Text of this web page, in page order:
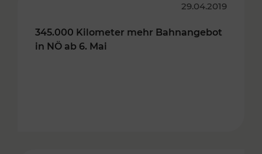
29.04.2019
345.000 Kilometer mehr Bahnangebot
in NÖ ab 6. Mai